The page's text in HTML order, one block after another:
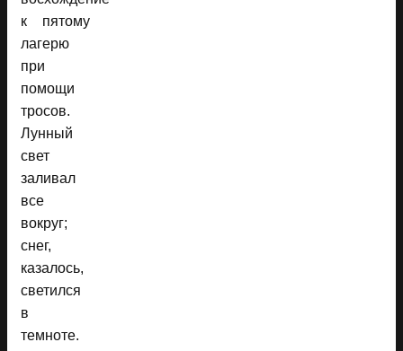
к пятому
лагерю
при
помощи
тросов.
Лунный
свет
заливал
все
вокруг;
снег,
казалось,
светился
в
темноте.